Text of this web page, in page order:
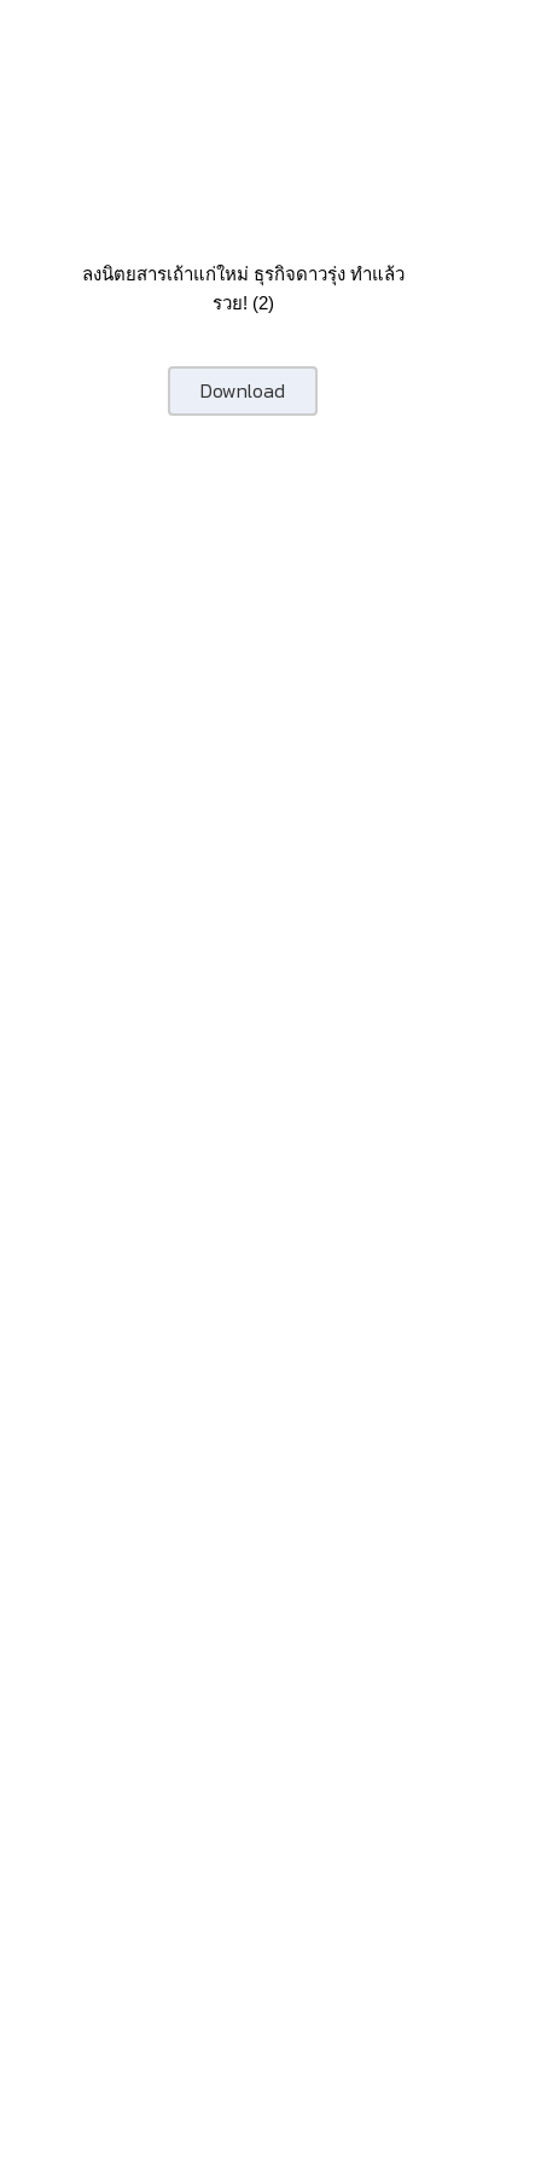
ลงนิตยสารเถ้าแก่ใหม่ ธุรกิจดาวรุ่ง ทำแล้ว
รวย! (2)
Download